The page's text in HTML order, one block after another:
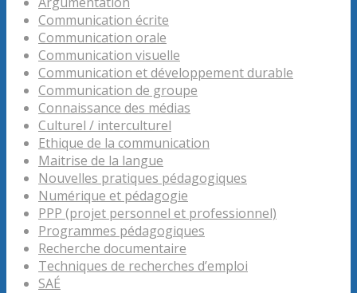
Communication écrite
Communication orale
Communication visuelle
Communication et développement durable
Communication de groupe
Connaissance des médias
Culturel / interculturel
Ethique de la communication
Maitrise de la langue
Nouvelles pratiques pédagogiques
Numérique et pédagogie
PPP (projet personnel et professionnel)
Programmes pédagogiques
Recherche documentaire
Techniques de recherches d’emploi
SAÉ